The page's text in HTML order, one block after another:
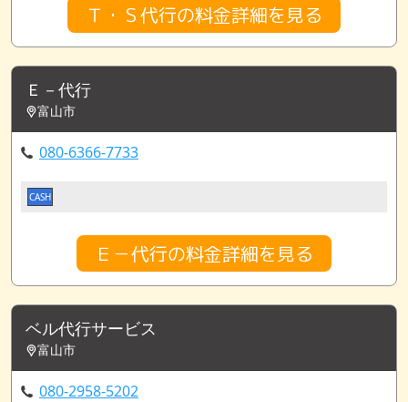
Ｔ・Ｓ代行の料金詳細を見る
Ｅ－代行
富山市
080-6366-7733
CASH
Ｅ－代行の料金詳細を見る
ベル代行サービス
富山市
080-2958-5202